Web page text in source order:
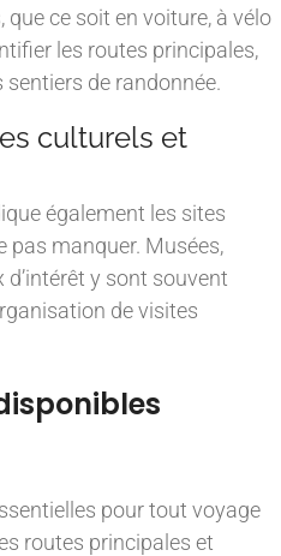
ce soit en voiture, à vélo
les routes principales,
sentiers de randonnée.
culturels et
également les sites
pas manquer. Musées,
y sont souvent
de visites
pour tout voyage
routes principales et